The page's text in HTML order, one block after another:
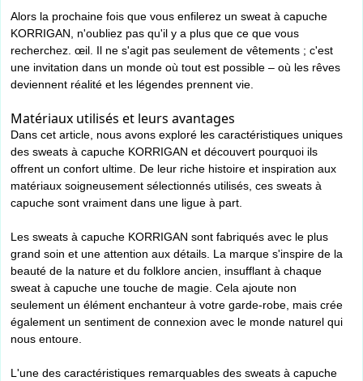
Alors la prochaine fois que vous enfilerez un sweat à capuche
KORRIGAN, n'oubliez pas qu'il y a plus que ce que vous
recherchez. œil. Il ne s'agit pas seulement de vêtements ; c'est
une invitation dans un monde où tout est possible – où les rêves
deviennent réalité et les légendes prennent vie.
Matériaux utilisés et leurs avantages
Dans cet article, nous avons exploré les caractéristiques uniques
des sweats à capuche KORRIGAN et découvert pourquoi ils
offrent un confort ultime. De leur riche histoire et inspiration aux
matériaux soigneusement sélectionnés utilisés, ces sweats à
capuche sont vraiment dans une ligue à part.
Les sweats à capuche KORRIGAN sont fabriqués avec le plus
grand soin et une attention aux détails. La marque s'inspire de la
beauté de la nature et du folklore ancien, insufflant à chaque
sweat à capuche une touche de magie. Cela ajoute non
seulement un élément enchanteur à votre garde-robe, mais crée
également un sentiment de connexion avec le monde naturel qui
nous entoure.
L'une des caractéristiques remarquables des sweats à capuche